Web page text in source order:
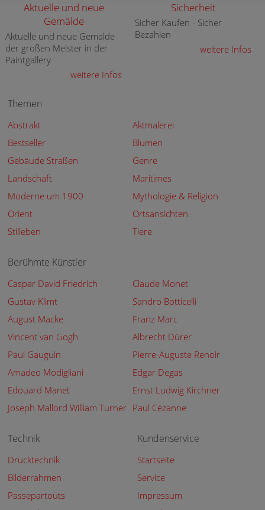
Aktuelle und neue
Gemälde
Aktuelle und neue Gemälde
der großen Meister in der
Paintgallery
weitere Infos
Sicherheit
Sicher Kaufen - Sicher
Bezahlen
weitere Infos
Themen
Abstrakt
Aktmalerei
Bestseller
Blumen
Gebäude Straßen
Genre
Landschaft
Maritimes
Moderne um 1900
Mythologie & Religion
Orient
Ortsansichten
Stilleben
Tiere
Berühmte Künstler
Caspar David Friedrich
Claude Monet
Gustav Klimt
Sandro Botticelli
August Macke
Franz Marc
Vincent van Gogh
Albrecht Dürer
Paul Gauguin
Pierre-Auguste Renoir
Amadeo Modigliani
Edgar Degas
Edouard Manet
Ernst Ludwig Kirchner
Joseph Mallord William Turner Paul Cézanne
Technik
Drucktechnik
Bilderrahmen
Passepartouts
Kundenservice
Startseite
Service
Impressum